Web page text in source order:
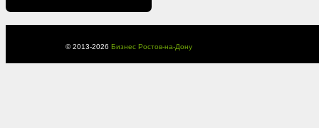
© 2013-2026 Бизнес Ростов-на-Дону